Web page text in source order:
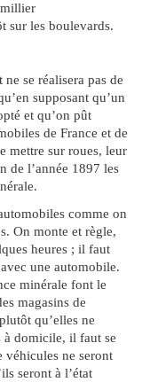
millier
sur les boulevards.
se réalisera pas de
supposant qu’un
et qu’on pût
de France et de
mettre sur roues, leur
de l’année 1897 les
comme on
On monte et règle,
heures ; il faut
une automobile.
minérale font le
magasins de
qu’elles ne
à domicile, il faut se
véhicules ne seront
seront à l’état